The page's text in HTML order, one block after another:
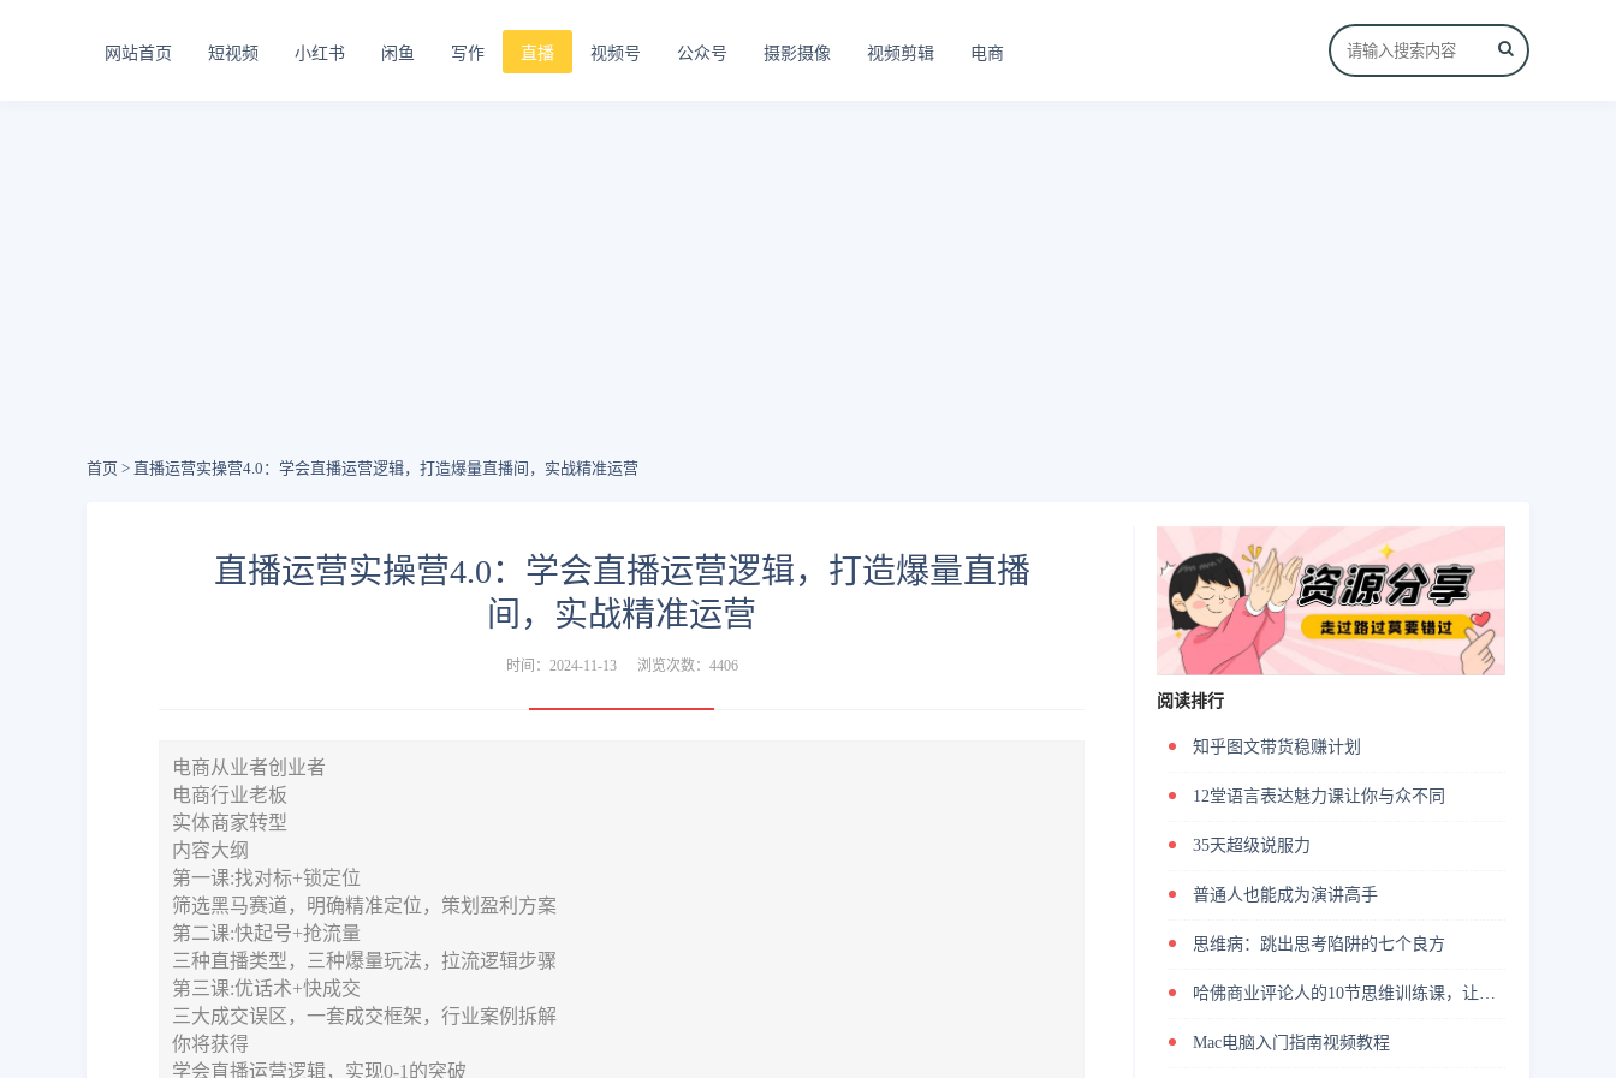
网站首页 短视频 小红书 闲鱼 写作 直播 视频号 公众号 摄影摄像 视频剪辑 电商
首页 > 直播运营实操营4.0：学会直播运营逻辑，打造爆量直播间，实战精准运营
直播运营实操营4.0：学会直播运营逻辑，打造爆量直播
间，实战精准运营
时间：2024-11-13 浏览次数：4406
电商从业者创业者
电商行业老板
实体商家转型
内容大纲
第一课:找对标+锁定位
筛选黑马赛道，明确精准定位，策划盈利方案
第二课:快起号+抢流量
三种直播类型，三种爆量玩法，拉流逻辑步骤
第三课:优话术+快成交
三大成交误区，一套成交框架，行业案例拆解
你将获得
学会直播运营逻辑，实现0-1的突破
阅读排行
知乎图文带货稳赚计划
12堂语言表达魅力课让你与众不同
35天超级说服力
普通人也能成为演讲高手
思维病：跳出思考陷阱的七个良方
哈佛商业评论人的10节思维训练课，让你学会高效解决问题
Mac电脑入门指南视频教程